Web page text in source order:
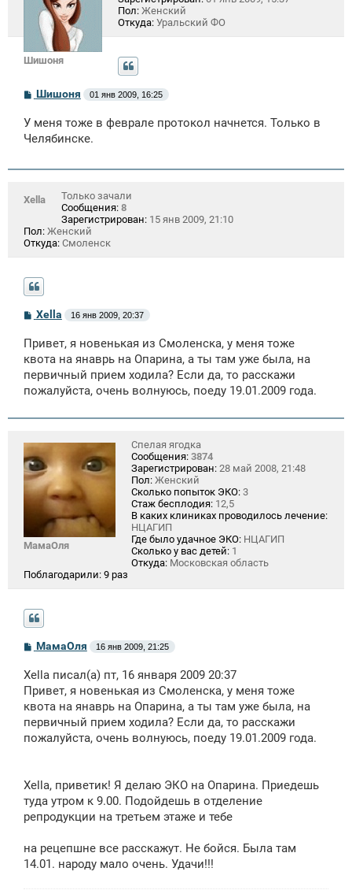
Шишоня
Пол: Женский
Откуда: Уральский ФО
С
о
б
щ
и
Шишоня 01 янв 2009, 16:25
У меня тоже в феврале протокол начнется. Только в
Челябинске.
Xella
Только зачали
Сообщения: 8
Зарегистрирован: 15 янв 2009, 21:10
Пол: Женский
Откуда: Смоленск
С
о
б
щ
н
и
Xella 16 янв 2009, 20:37
Привет, я новенькая из Смоленска, у меня тоже
квота на янаврь на Опарина, а ты там уже была, на
первичный прием ходила? Если да, то расскажи
пожалуйста, очень волнуюсь, поеду 19.01.2009 года.
МамаОля
Спелая ягодка
Сообщения: 3874
Зарегистрирован: 28 май 2008, 21:48
Пол: Женский
Сколько попыток ЭКО: 3
Стаж бесплодия: 12,5
В каких клиниках проводилось лечение:
НЦАГИП
Где было удачное ЭКО: НЦАГИП
Сколько у вас детей: 1
Откуда: Московская область
Поблагодарили: 9 раз
С
о
б
щ
е
н
и
МамаОля 16 янв 2009, 21:25
Xella писал(а) пт, 16 января 2009 20:37
Привет, я новенькая из Смоленска, у меня тоже
квота на янаврь на Опарина, а ты там уже была, на
первичный прием ходила? Если да, то расскажи
пожалуйста, очень волнуюсь, поеду 19.01.2009 года.
Xella, приветик! Я делаю ЭКО на Опарина. Приедешь
туда утром к 9.00. Подойдешь в отделение
репродукции на третьем этаже и тебе
на рецепшне все расскажут. Не бойся. Была там
14.01. народу мало очень. Удачи!!!